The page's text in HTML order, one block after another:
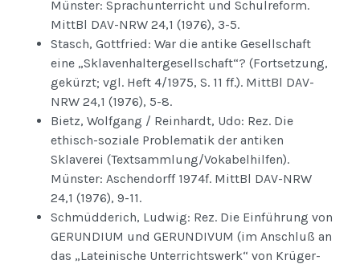
Münster: Sprachunterricht und Schulreform.
MittBl DAV-NRW 24,1 (1976), 3-5.
Stasch, Gottfried: War die antike Gesellschaft
eine „Sklavenhaltergesellschaft“? (Fortsetzung,
gekürzt; vgl. Heft 4/1975, S. 11 ff.). MittBl DAV-
NRW 24,1 (1976), 5-8.
Bietz, Wolfgang / Reinhardt, Udo: Rez. Die
ethisch-soziale Problematik der antiken
Sklaverei (Textsammlung/Vokabelhilfen).
Münster: Aschendorff 1974f. MittBl DAV-NRW
24,1 (1976), 9-11.
Schmüdderich, Ludwig: Rez. Die Einführung von
GERUNDIUM und GERUNDIVUM (im Anschluß an
das „Lateinische Unterrichtswerk“ von Krüger-